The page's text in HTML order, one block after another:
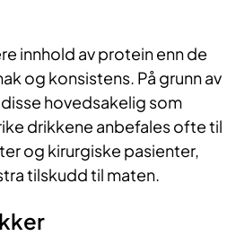
innhold av protein enn de
og konsistens. På grunn av
hovedsakelig som
drikkene anbefales ofte til
og kirurgiske pasienter,
tilskudd til maten.